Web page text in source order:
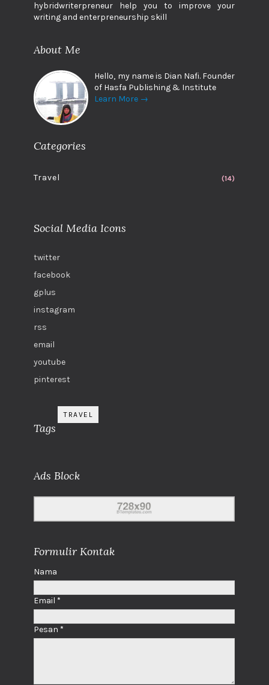
hybridwriterpreneur help you to improve your
writing and enterpreneurship skill
About Me
Hello, my name is Dian Nafi. Founder
of Hasfa Publishing & Institute
Learn More →
Categories
Travel (14)
Social Media Icons
twitter
facebook
gplus
instagram
rss
email
youtube
pinterest
Tags
TRAVEL
Ads Block
Formulir Kontak
Nama
Email *
Pesan *